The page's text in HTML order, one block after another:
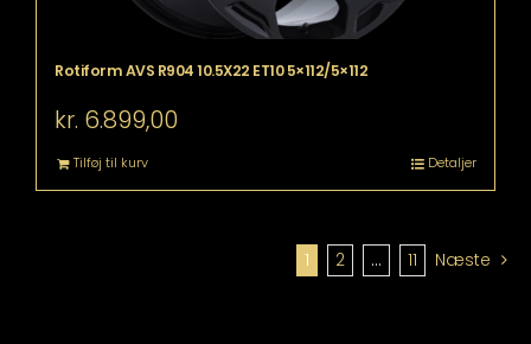
Rotiform AVS R904 10.5X22 ET10 5×112/5×112
kr. 6.899,00
Tilføj til kurv Detaljer
1 2 … 11 Næste